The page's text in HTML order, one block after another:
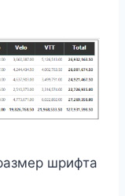
шрифта